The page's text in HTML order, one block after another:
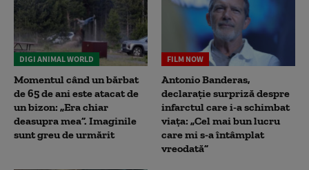
DIGI ANIMAL WORLD
Momentul când un bărbat
de 65 de ani este atacat de
un bizon: „Era chiar
deasupra mea”. Imaginile
sunt greu de urmărit
FILM NOW
Antonio Banderas,
declarație surpriză despre
infarctul care i-a schimbat
viața: „Cel mai bun lucru
care mi s-a întâmplat
vreodată”